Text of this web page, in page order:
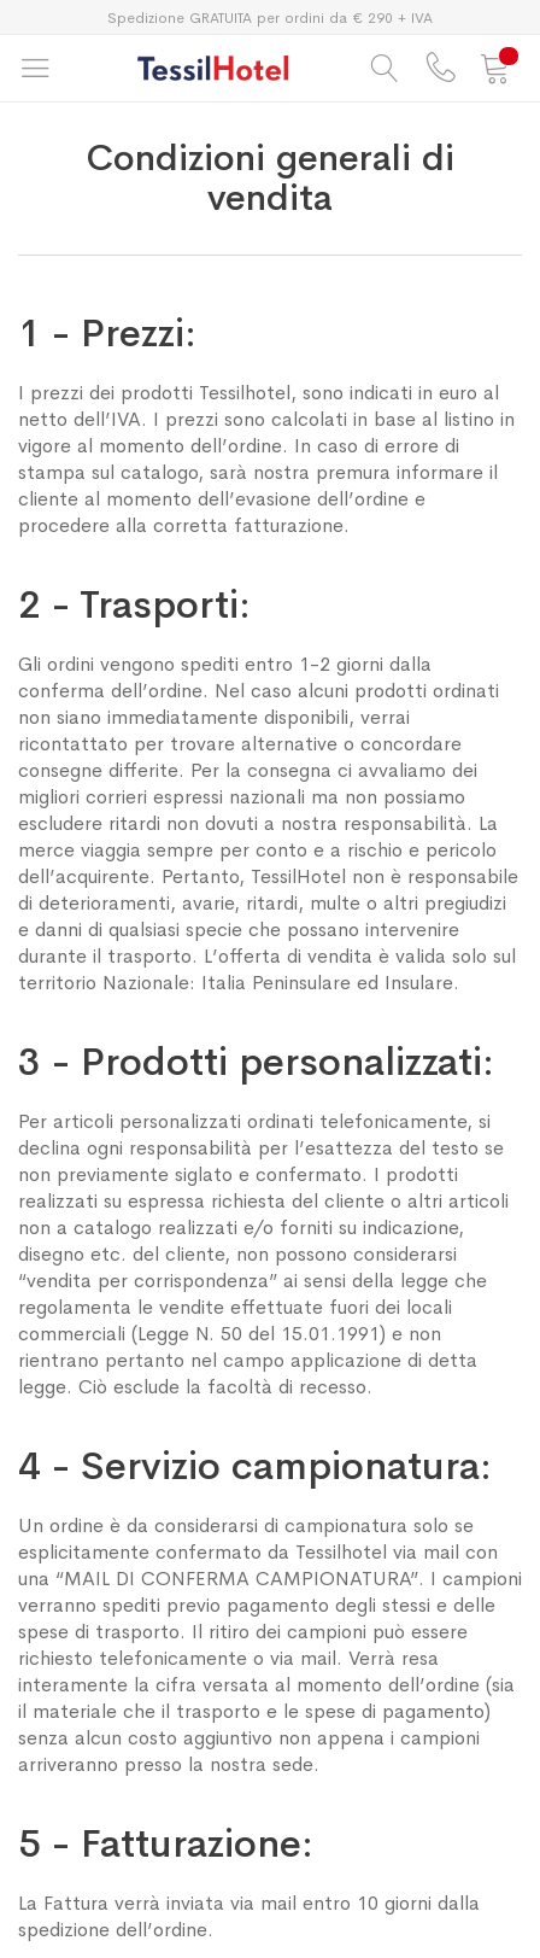
Spedizione GRATUITA per ordini da € 290 + IVA
Condizioni generali di
vendita
1 - Prezzi:
I prezzi dei prodotti Tessilhotel, sono indicati in euro al
netto dell’IVA. I prezzi sono calcolati in base al listino in
vigore al momento dell’ordine. In caso di errore di
stampa sul catalogo, sarà nostra premura informare il
cliente al momento dell’evasione dell’ordine e
procedere alla corretta fatturazione.
2 - Trasporti:
Gli ordini vengono spediti entro 1-2 giorni dalla
conferma dell’ordine. Nel caso alcuni prodotti ordinati
non siano immediatamente disponibili, verrai
ricontattato per trovare alternative o concordare
consegne differite. Per la consegna ci avvaliamo dei
migliori corrieri espressi nazionali ma non possiamo
escludere ritardi non dovuti a nostra responsabilità. La
merce viaggia sempre per conto e a rischio e pericolo
dell’acquirente. Pertanto, TessilHotel non è responsabile
di deterioramenti, avarie, ritardi, multe o altri pregiudizi
e danni di qualsiasi specie che possano intervenire
durante il trasporto. L’offerta di vendita è valida solo sul
territorio Nazionale: Italia Peninsulare ed Insulare.
3 - Prodotti personalizzati:
Per articoli personalizzati ordinati telefonicamente, si
declina ogni responsabilità per l’esattezza del testo se
non previamente siglato e confermato. I prodotti
realizzati su espressa richiesta del cliente o altri articoli
non a catalogo realizzati e/o forniti su indicazione,
disegno etc. del cliente, non possono considerarsi
“vendita per corrispondenza” ai sensi della legge che
regolamenta le vendite effettuate fuori dei locali
commerciali (Legge N. 50 del 15.01.1991) e non
rientrano pertanto nel campo applicazione di detta
legge. Ciò esclude la facoltà di recesso.
4 - Servizio campionatura:
Un ordine è da considerarsi di campionatura solo se
esplicitamente confermato da Tessilhotel via mail con
una “MAIL DI CONFERMA CAMPIONATURA”. I campioni
verranno spediti previo pagamento degli stessi e delle
spese di trasporto. Il ritiro dei campioni può essere
richiesto telefonicamente o via mail. Verrà resa
interamente la cifra versata al momento dell’ordine (sia
il materiale che il trasporto e le spese di pagamento)
senza alcun costo aggiuntivo non appena i campioni
arriveranno presso la nostra sede.
5 - Fatturazione:
La Fattura verrà inviata via mail entro 10 giorni dalla
spedizione dell’ordine.